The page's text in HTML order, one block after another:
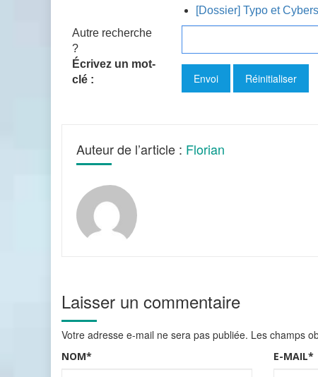
[Dossier] Typo et
Autre recherche
?
Écrivez un mot-
clé :
Auteur de l’article : Florian
Laisser un commentaire
Votre adresse e-mail ne sera pas publiée. Les champs
NOM* E-MAIL*